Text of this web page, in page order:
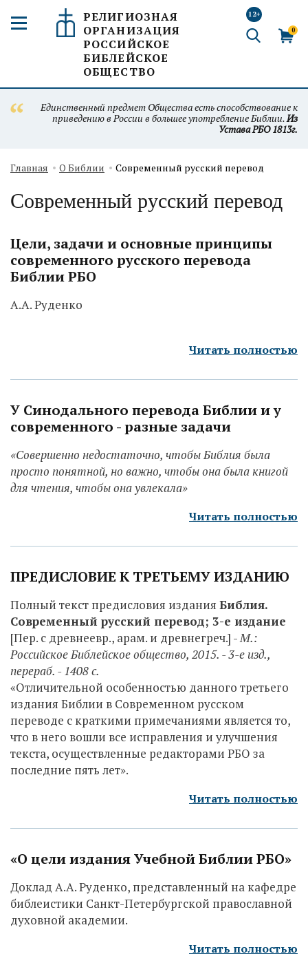
РЕЛИГИОЗНАЯ
ОРГАНИЗАЦИЯ
РОССИЙСКОЕ
БИБЛЕЙСКОЕ
ОБЩЕСТВО
12+
0
Единственный предмет Общества есть способствование к
приведению в России в большее употребление Библии.Из
Устава РБО 1813г.
Главная О Библии Современный русский перевод
Современный русский перевод
Цели, задачи и основные принципы
современного русского перевода
Библии РБО
А.А. Руденко
Читать полностью
У Синодального перевода Библии и у
современного - разные задачи
«Совершенно недостаточно, чтобы Библия была
просто понятной, но важно, чтобы она была книгой
для чтения, чтобы она увлекала»
Читать полностью
ПРЕДИСЛОВИЕ К ТРЕТЬЕМУ ИЗДАНИЮ
Полный текст предисловия издания Библия.
Современный русский перевод; 3-е издание
[Пер. с древнеевр., арам. и древнегреч.] -М.:
Российское Библейское общество, 2015. - 3-е изд.,
перераб. - 1408 c.
«Отличительной особенностью данного третьего
издания Библии в Современном русском
переводе с краткими примечаниями является то,
что в него вошли все исправления и улучшения
текста, осуществленные редакторами РБО за
последние пять лет».
Читать полностью
«О цели издания Учебной Библии РБО»
Доклад А.А. Руденко, представленный на кафедре
библеистики Санкт-Петербургской православной
духовной академии.
Читать полностью